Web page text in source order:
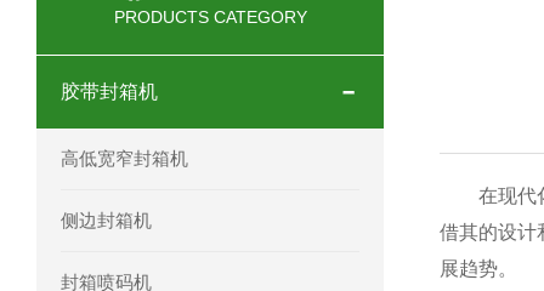
在现代化
借其的设计
展趋势。
PRODUCTS CATEGORY
胶带封箱机
高低宽窄封箱机
侧边封箱机
封箱喷码机